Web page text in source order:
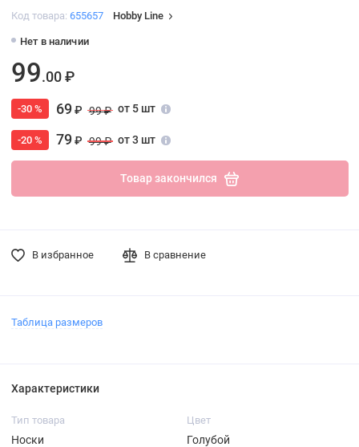
Код товара: 655657 Hobby Line
Нет в наличии
99.00 ₽
-30 % 69₽ 99 ₽ от 5 шт
-20 % 79₽ 99 ₽ от 3 шт
Товар закончился
В избранное В сравнение
Таблица размеров
Характеристики
Тип товара
Носки
Цвет
Голубой